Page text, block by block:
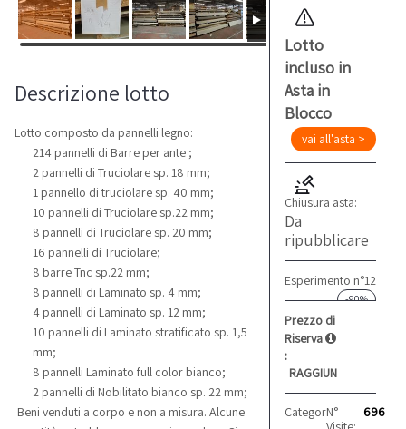
Lotto
incluso in
Asta in
Blocco
vai all'asta >
Chiusura asta:
Da
ripubblicare
Esperimento n°12
-90%
Prezzo di
Riserva
:
RAGGIUNTO
Categoria: Stock legno
N°
696
Descrizione lotto
Lotto composto da pannelli legno:
214 pannelli di Barre per ante ;
2 pannelli di Truciolare sp. 18 mm;
1 pannello di truciolare sp. 40 mm;
10 pannelli di Truciolare sp.22 mm;
8 pannelli di Truciolare sp. 20 mm;
16 pannelli di Truciolare;
8 barre Tnc sp.22 mm;
8 pannelli di Laminato sp. 4 mm;
4 pannelli di Laminato sp. 12 mm;
10 pannelli di Laminato stratificato sp. 1,5
mm;
8 pannelli Laminato full color bianco;
2 pannelli di Nobilitato bianco sp. 22 mm;
Beni venduti a corpo e non a misura. Alcune